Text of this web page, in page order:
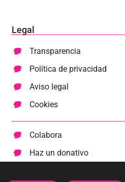
Legal
Transparencia
Política de privacidad
Aviso legal
Cookies
Colabora
Haz un donativo